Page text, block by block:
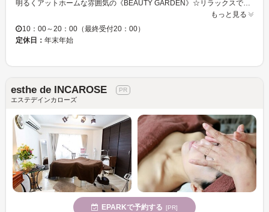
もっと見る
10：00～20：00（最終受付20：00）
定休日： 年末年始
esthe de INCAROSE
エステデインカローズ
EPARKで予約する [PR]